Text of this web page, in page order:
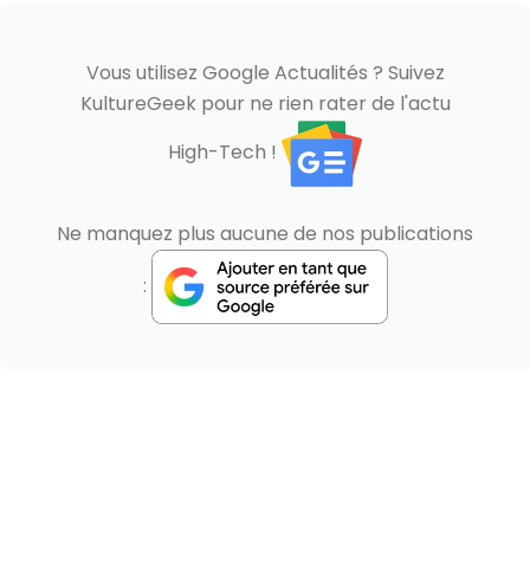
Vous utilisez Google Actualités ? Suivez
KultureGeek pour ne rien rater de l'actu
High-Tech !
Ne manquez plus aucune de nos publications
: